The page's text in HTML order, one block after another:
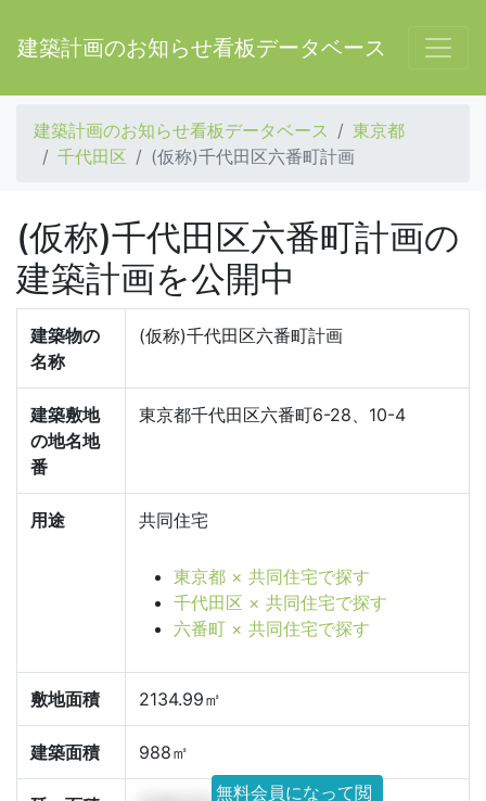
建築計画のお知らせ看板データベース
建築計画のお知らせ看板データベース
東京都
千代田区
(仮称)千代田区六番町計画
(仮称)千代田区六番町計画の
建築計画を公開中
建築物の
名称
(仮称)千代田区六番町計画
建築敷地
の地名地
番
東京都千代田区六番町6-28、10-4
用途 共同住宅
東京都 × 共同住宅で探す
千代田区 × 共同住宅で探す
六番町 × 共同住宅で探す
敷地面積 2134.99㎡
建築面積 988㎡
無料会員になって閲